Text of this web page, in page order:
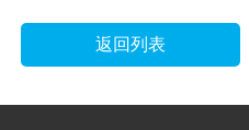
返回列表